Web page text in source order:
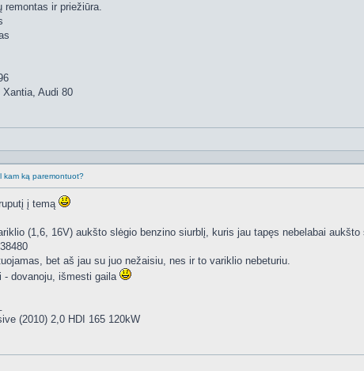
remontas ir priežiūra.
Audi 80
kam ką paremontuot?
į temą
(1,6, 16V) aukšto slėgio benzino siurblį, kuris jau tapęs nebelabai aukšto
bet aš jau su juo nežaisiu, nes ir to variklio nebeturiu.
- dovanoju, išmesti gaila
(2010) 2,0 HDI 165 120kW